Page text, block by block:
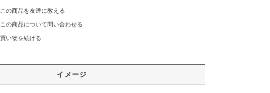
この商品を友達に教える
この商品について問い合わせる
買い物を続ける
イメージ